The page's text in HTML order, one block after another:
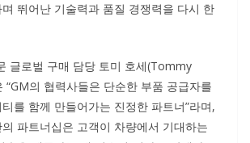
뛰어난 기술력과 품질 경쟁력을 다시 한
글로벌 구매 담당 토미 호세(Tommy
“GM의 협력사들은 단순한 부품 공급자를
를 함께 만들어가는 진정한 파트너”라며,
파트너십은 고객이 차량에서 기대하는